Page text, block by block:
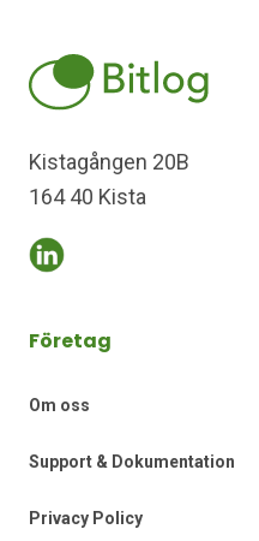
Kistagången 20B
164 40 Kista
Företag
Om oss
Support & Dokumentation
Privacy Policy